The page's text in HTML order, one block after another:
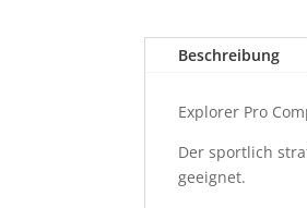
Beschreibung
Explorer Pro
Der sportlich
geeignet.